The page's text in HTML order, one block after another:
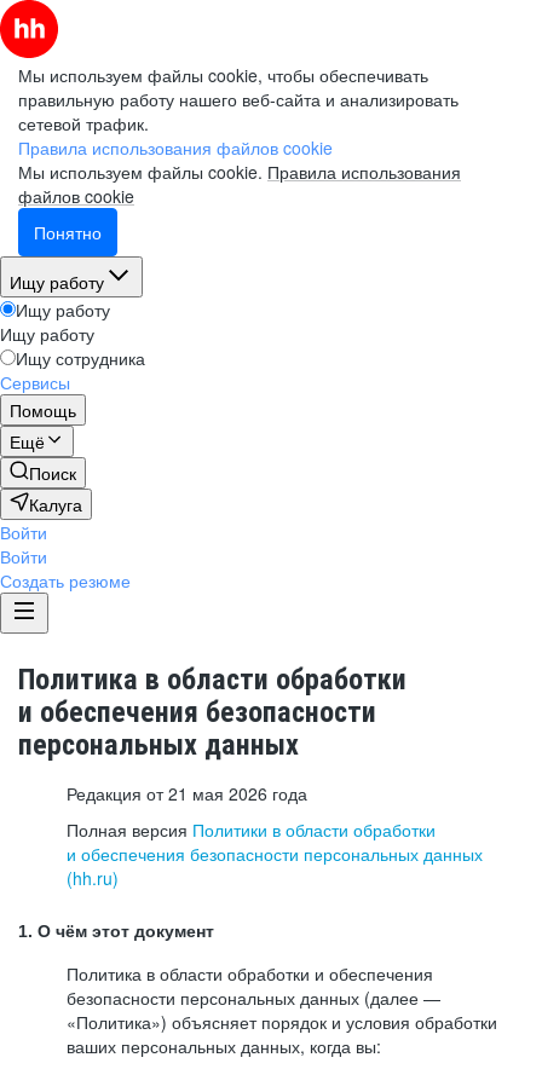
Мы используем файлы cookie, чтобы обеспечивать
правильную работу нашего веб-сайта и анализировать
сетевой трафик.
Правила использования файлов cookie
Мы используем файлы cookie. Правила использования
файлов cookie
Понятно
Ищу работу
Ищу работу
Ищу работу
Ищу сотрудника
Сервисы
Помощь
Ещё
Поиск
Калуга
Войти
Войти
Создать резюме
Политика в области обработки
и обеспечения безопасности
персональных данных
Редакция от 21 мая 2026 года
Полная версия Политики в области обработки
и обеспечения безопасности персональных данных
(hh.ru)
1. О чём этот документ
Политика в области обработки и обеспечения
безопасности персональных данных (далее —
«Политика») объясняет порядок и условия обработки
ваших персональных данных, когда вы: